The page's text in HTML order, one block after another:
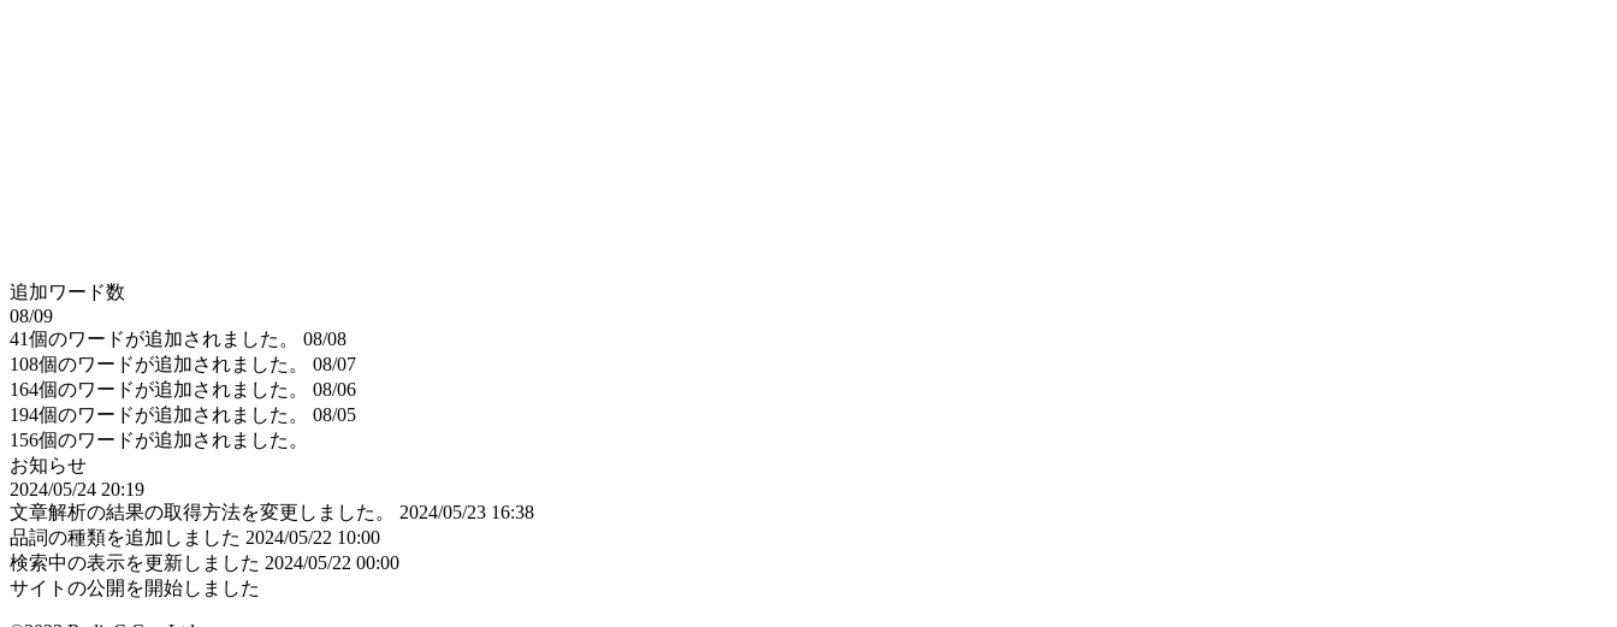
追加ワード数
08/09
41個のワードが追加されました。
08/08
108個のワードが追加されました。
08/07
164個のワードが追加されました。
08/06
194個のワードが追加されました。
08/05
156個のワードが追加されました。
お知らせ
2024/05/24 20:19
文章解析の結果の取得方法を変更しました。
2024/05/23 16:38
品詞の種類を追加しました 2024/05/22 10:00
検索中の表示を更新しました 2024/05/22 00:00
サイトの公開を開始しました